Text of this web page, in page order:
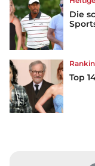
Die
Top